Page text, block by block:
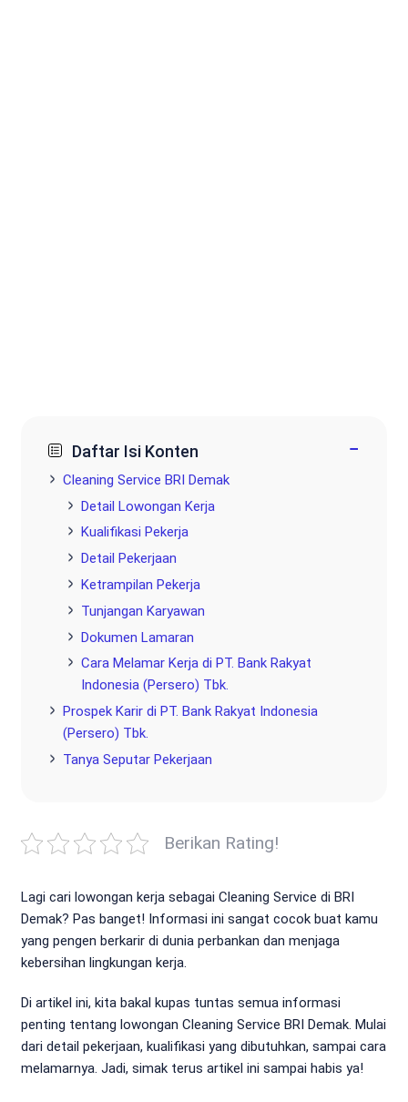
Daftar Isi Konten −
Cleaning Service BRI Demak
Detail Lowongan Kerja
Kualifikasi Pekerja
Detail Pekerjaan
Ketrampilan Pekerja
Tunjangan Karyawan
Dokumen Lamaran
Cara Melamar Kerja di PT. Bank Rakyat
Indonesia (Persero) Tbk.
Prospek Karir di PT. Bank Rakyat Indonesia
(Persero) Tbk.
Tanya Seputar Pekerjaan
Berikan Rating!
Lagi cari lowongan kerja sebagai Cleaning Service di BRI
Demak? Pas banget! Informasi ini sangat cocok buat kamu
yang pengen berkarir di dunia perbankan dan menjaga
kebersihan lingkungan kerja.
Di artikel ini, kita bakal kupas tuntas semua informasi
penting tentang lowongan Cleaning Service BRI Demak. Mulai
dari detail pekerjaan, kualifikasi yang dibutuhkan, sampai cara
melamarnya. Jadi, simak terus artikel ini sampai habis ya!